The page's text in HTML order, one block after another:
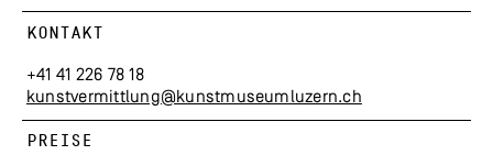
KONTAKT
+41 41 226 78 18
kunstvermittlung@kunstmuseumluzern.ch
PREISE